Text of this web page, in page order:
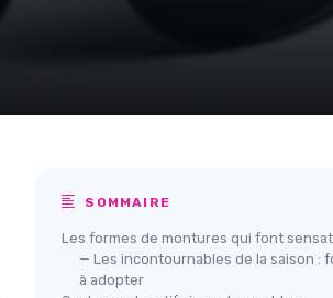
SOMMAIRE
Les formes de montures qui font
— Les incontournables de la saison :
à adopter